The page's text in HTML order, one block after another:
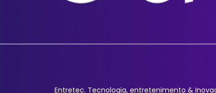
Entretec. Tecnologia, entretenimento &